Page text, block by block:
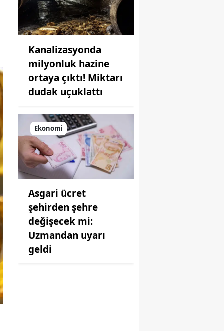
Kanalizasyonda
milyonluk hazine
ortaya çıktı! Miktarı
dudak uçuklattı
Ekonomi
Asgari ücret
şehirden şehre
değişecek mi:
Uzmandan uyarı
geldi